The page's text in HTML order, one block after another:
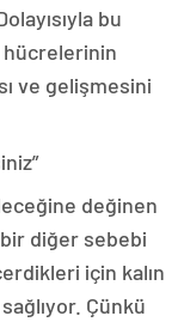
bu
ve gelişmesini
değinen
bir diğer sebebi
için kalın
Çünkü